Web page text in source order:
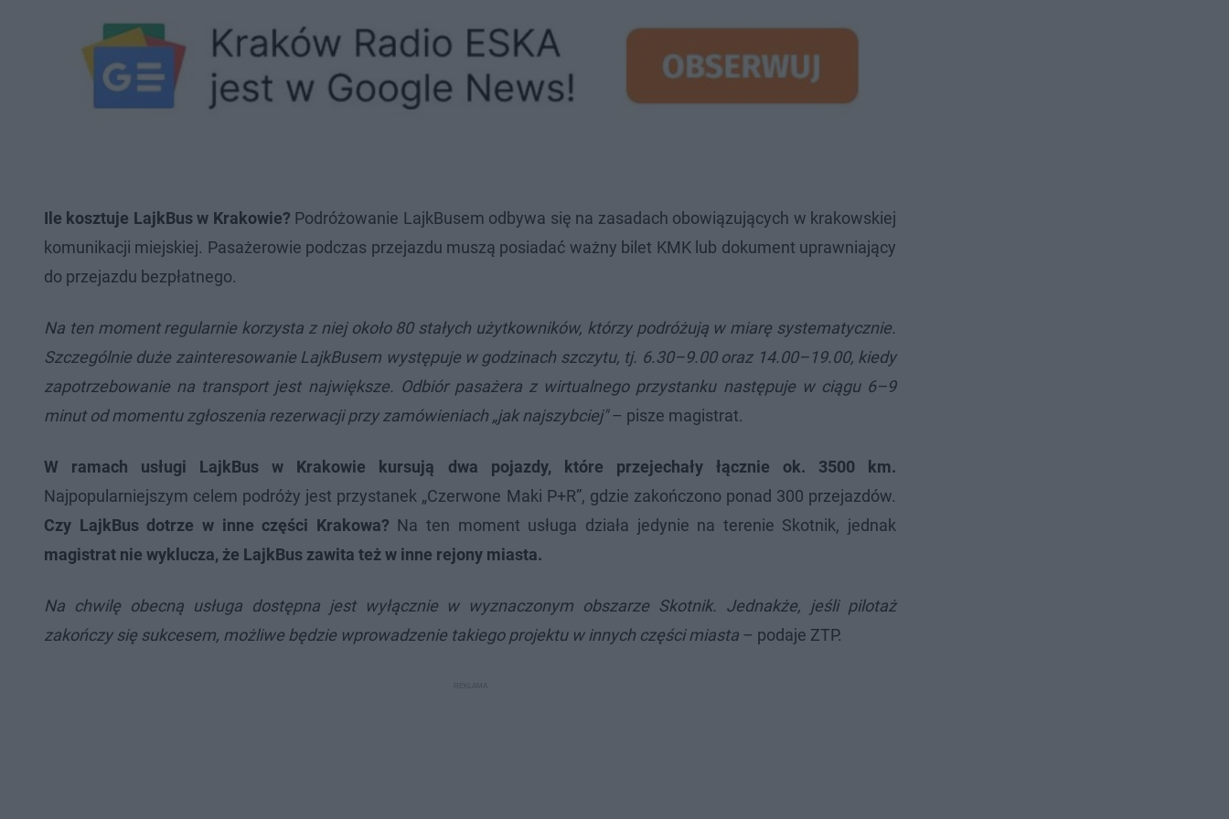
Ile kosztuje LajkBus w Krakowie? Podróżowanie LajkBusem odbywa się na zasadach obowiązujących w krakowskiej
komunikacji miejskiej. Pasażerowie podczas przejazdu muszą posiadać ważny bilet KMK lub dokument uprawniający
do przejazdu bezpłatnego.
Na ten moment regularnie korzysta z niej około 80 stałych użytkowników, którzy podróżują w miarę systematycznie.
Szczególnie duże zainteresowanie LajkBusem występuje w godzinach szczytu, tj. 6.30–9.00 oraz 14.00–19.00, kiedy
zapotrzebowanie na transport jest największe. Odbiór pasażera z wirtualnego przystanku następuje w ciągu 6–9
minut od momentu zgłoszenia rezerwacji przy zamówieniach „jak najszybciej"– pisze magistrat.
W ramach usługi LajkBus w Krakowie kursują dwa pojazdy, które przejechały łącznie ok. 3500 km.
Najpopularniejszym celem podróży jest przystanek „Czerwone Maki P+R”, gdzie zakończono ponad 300 przejazdów.
Czy LajkBus dotrze w inne części Krakowa? Na ten moment usługa działa jedynie na terenie Skotnik, jednak
magistrat nie wyklucza, że LajkBus zawita też w inne rejony miasta.
Na chwilę obecną usługa dostępna jest wyłącznie w wyznaczonym obszarze Skotnik. Jednakże, jeśli pilotaż
zakończy się sukcesem, możliwe będzie wprowadzenie takiego projektu w innych części miasta – podaje ZTP.